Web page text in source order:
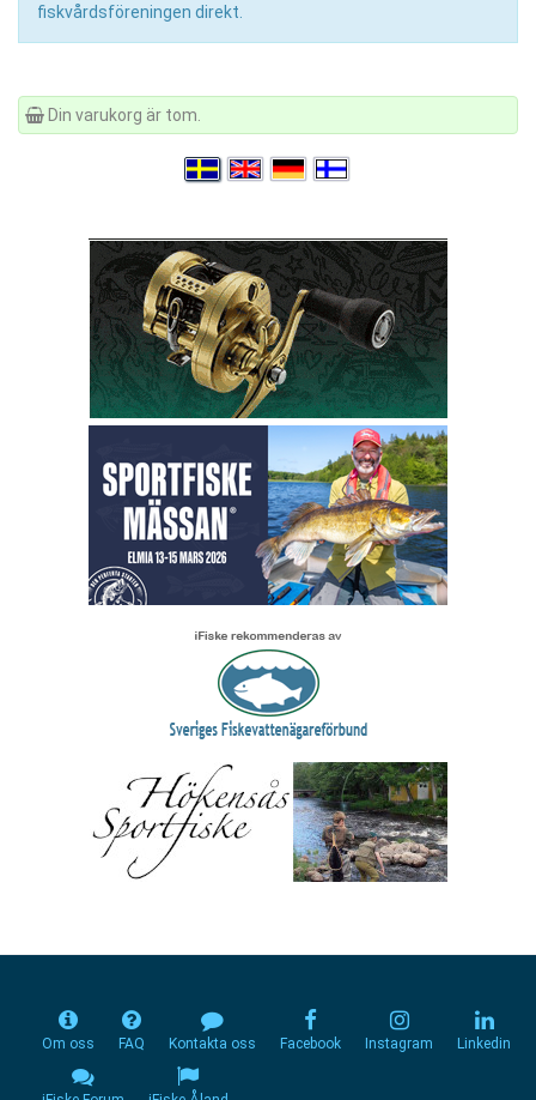
fiskvårdsföreningen direkt.
Din varukorg är tom.
Om oss FAQ Kontakta oss Facebook Instagram Linkedin